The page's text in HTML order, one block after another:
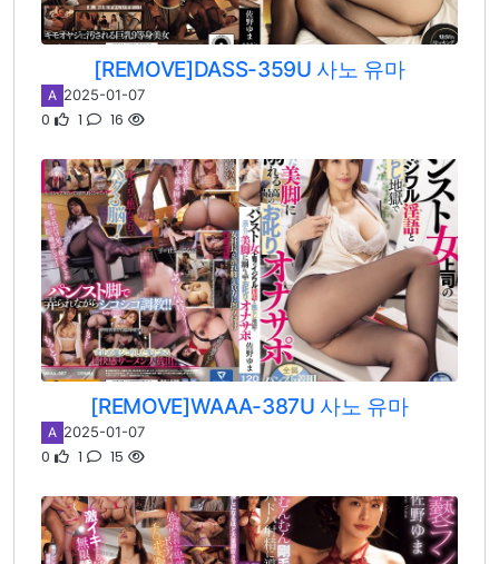
[REMOVE]DASS-359U 사노 유마
A 2025-01-07
0 1 16
[REMOVE]WAAA-387U 사노 유마
A 2025-01-07
0 1 15